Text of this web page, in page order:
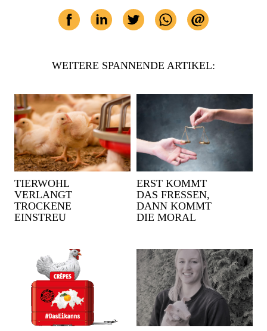
WEITERE SPANNENDE ARTIKEL:
TIERWOHL
VERLANGT
TROCKENE
EINSTREU
ERST KOMMT
DAS FRESSEN,
DANN KOMMT
DIE MORAL